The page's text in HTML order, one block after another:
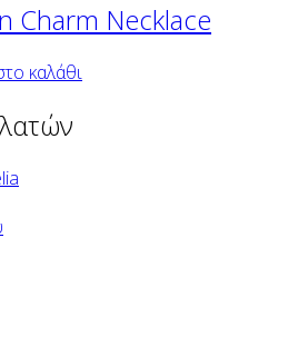
Charm Necklace
καλάθι